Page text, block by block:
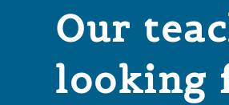
Our
looking